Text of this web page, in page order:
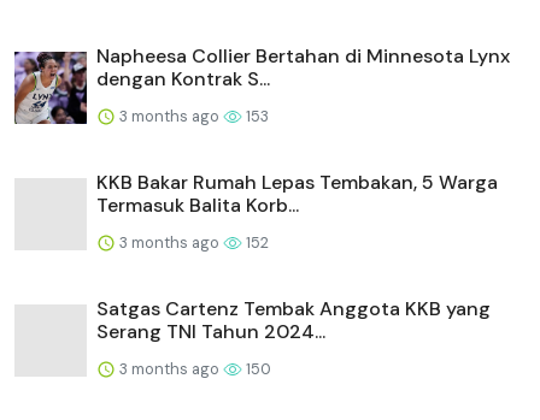
Napheesa Collier Bertahan di Minnesota Lynx
dengan Kontrak S...
3 months ago 153
KKB Bakar Rumah Lepas Tembakan, 5 Warga
Termasuk Balita Korb...
3 months ago 152
Satgas Cartenz Tembak Anggota KKB yang
Serang TNI Tahun 2024...
3 months ago 150